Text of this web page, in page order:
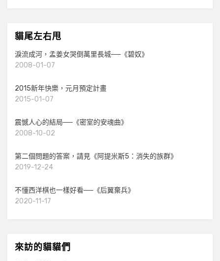
貓尾左右甩
淚流成河，孟姜女哭倒萬里長城──《碧奴》
2008-01-07
2015新年快樂，元月預定計畫
2015-01-07
震憾人心的結局──《密室的安魂曲》
2008-10-02
第二個問題的答案，請見《阿提米斯5：消失的族群》
2019-12-24
不懂西洋棋也一樣好看──《后翼棄兵》
2020-11-17
來訪的貓貓們